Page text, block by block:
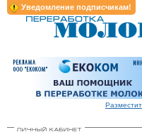
Уведомление подписчикам!